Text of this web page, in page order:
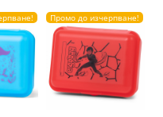
Промо до изчерпване!